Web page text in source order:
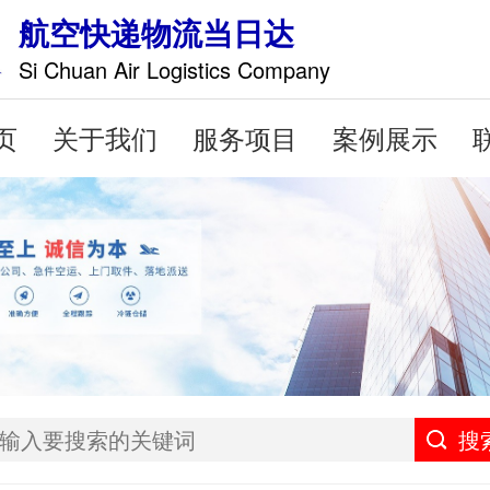
航空快递物流当日达
Si Chuan Air Logistics Company
关于我们 服务项目 案例展示